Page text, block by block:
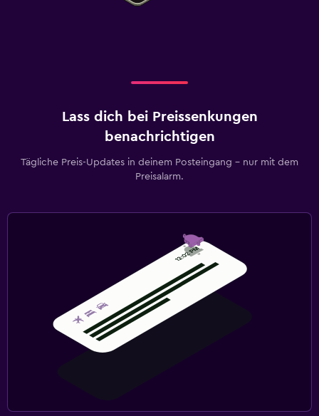
Lass dich bei Preissenkungen
benachrichtigen
Tägliche Preis-Updates in deinem Posteingang – nur mit dem
Preisalarm.